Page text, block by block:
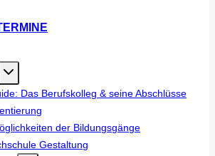
Das Berufskolleg & seine Abschlüsse
der Bildungsgänge
Gestaltung